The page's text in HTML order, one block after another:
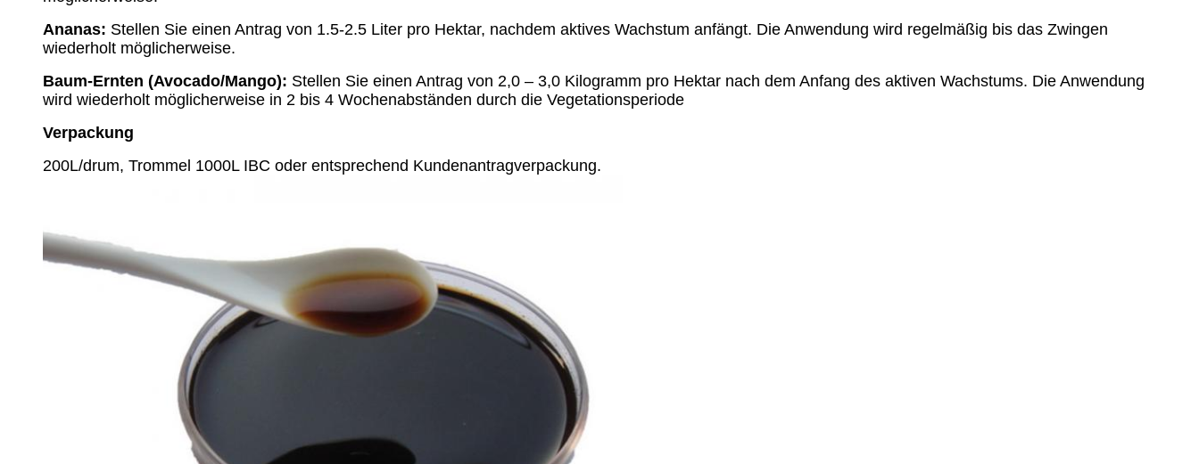
Ananas: Stellen Sie einen Antrag von 1.5-2.5 Liter pro Hektar, nachdem aktives Wachstum anfängt. Die Anwendung wird regelmäßig bis das Zwingen
wiederholt möglicherweise.
Baum-Ernten (Avocado/Mango): Stellen Sie einen Antrag von 2,0 – 3,0 Kilogramm pro Hektar nach dem Anfang des aktiven Wachstums. Die Anwendung
wird wiederholt möglicherweise in 2 bis 4 Wochenabständen durch die Vegetationsperiode
Verpackung
200L/drum, Trommel 1000L IBC oder entsprechend Kundenantragverpackung.